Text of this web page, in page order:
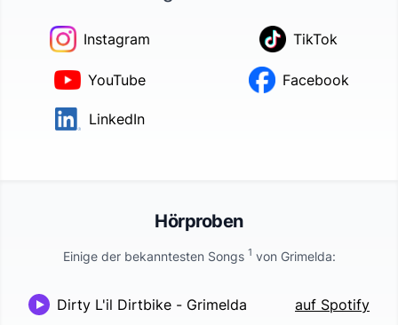
Instagram TikTok
YouTube Facebook
LinkedIn
Hörproben
Einige der bekanntesten Songs 1 von Grimelda:
Dirty L'il Dirtbike - Grimelda
auf Spotify